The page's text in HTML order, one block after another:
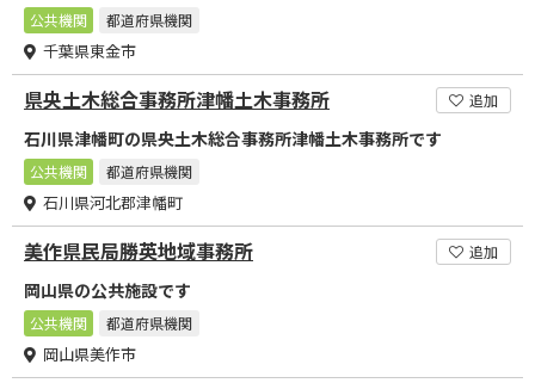
公共機関 都道府県機関
千葉県東金市
県央土木総合事務所津幡土木事務所 追加
石川県津幡町の県央土木総合事務所津幡土木事務所です
公共機関 都道府県機関
石川県河北郡津幡町
美作県民局勝英地域事務所 追加
岡山県の公共施設です
公共機関 都道府県機関
岡山県美作市